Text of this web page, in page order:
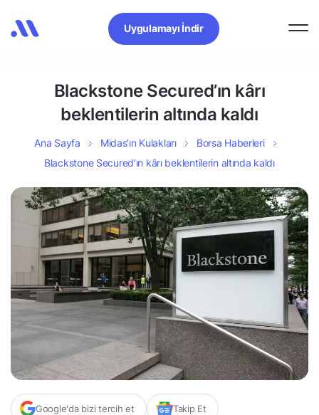
Uygulamayı İndir
Blackstone Secured’ın kârı
beklentilerin altında kaldı
Ana Sayfa Midas’ın Kulakları
Borsa Haberleri
Blackstone Secured’ın kârı beklentilerin altında kaldı
Google'da bizi tercih et Takip Et